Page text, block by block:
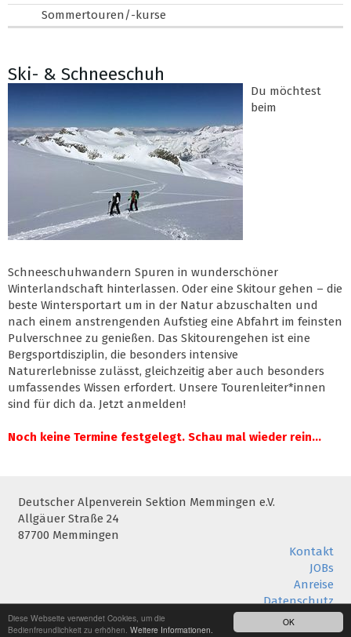
OK
Diese Webseite verwendet Cookies, um die
Bedienfreundlichkeit zu erhöhen. Weitere Informationen.
Sommertouren/-kurse
Ski- & Schneeschuh
Du möchtest
beim
Schneeschuhwandern Spuren in wunderschöner
Winterlandschaft hinterlassen. Oder eine Skitour gehen – die
beste Wintersportart um in der Natur abzuschalten und
nach einem anstrengenden Aufstieg eine Abfahrt im feinsten
Pulverschnee zu genießen. Das Skitourengehen ist eine
Bergsportdisziplin, die besonders intensive
Naturerlebnisse zulässt, gleichzeitig aber auch besonders
umfassendes Wissen erfordert. Unsere Tourenleiter*innen
sind für dich da. Jetzt anmelden!
Noch keine Termine festgelegt. Schau mal wieder rein...
Deutscher Alpenverein Sektion Memmingen e.V.
Allgäuer Straße 24
87700 Memmingen
Kontakt
JOBs
Anreise
Datenschutz
Impressum